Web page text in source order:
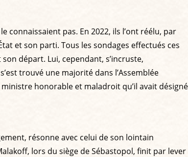
connaissaient pas. En 2022, ils l’ont réélu, par
et son parti. Tous les sondages effectués ces
départ. Lui, cependant, s’incruste,
trouvé une majorité dans l’Assemblée
honorable et maladroit qu’il avait désigné
résonne avec celui de son lointain
lors du siège de Sébastopol, finit par lever